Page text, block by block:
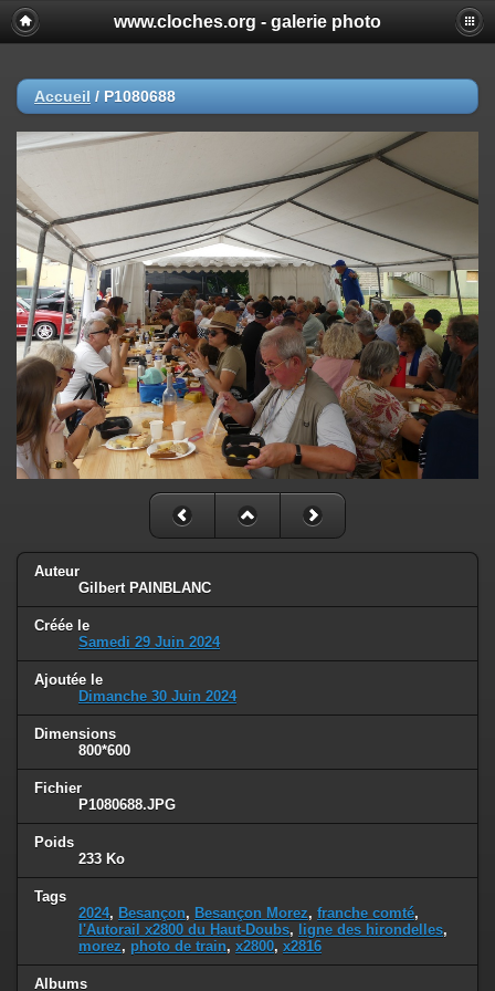
www.cloches.org - galerie photo
Accueil / P1080688
Auteur
Gilbert PAINBLANC
Créée le
Samedi 29 Juin 2024
Ajoutée le
Dimanche 30 Juin 2024
Dimensions
800*600
Fichier
P1080688.JPG
Poids
233 Ko
Tags
2024, Besançon, Besançon Morez, franche comté,
l'Autorail x2800 du Haut-Doubs, ligne des hirondelles,
morez, photo de train, x2800, x2816
Albums